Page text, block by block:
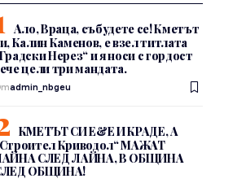
Ало, Враца, събудете се! Кметът
Калин Каменов, е взел титлата
Нерез“ и я носи с гордост
цели три мандата.
admin_nbgeu
КМЕТЪТ СИ Е&Е И КРАДЕ, А
Криводол“ МАЖАТ
СЛЕД ЛАЙНА, В ОБЩИНА
ОБЩИНА!